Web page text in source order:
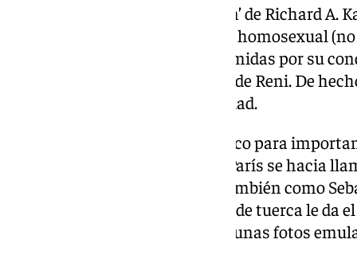
En el ensayo ‘Losing his religion’ de Richard
partir del siglo XIX del colectivo homosexual
sino de todas las personas oprimidas por su
Sebastián a través de las visión de Reni. De
Reni escondió su homosexualidad.
Entonces, empezó a ser un marco para
escritor Oscar Wilde, quien en París se hacia
Tennessee Williams nombra también como
personajes. Todavía una vuelca de tuerca le da
Mishima, quien llegó a hacerse unas fotos